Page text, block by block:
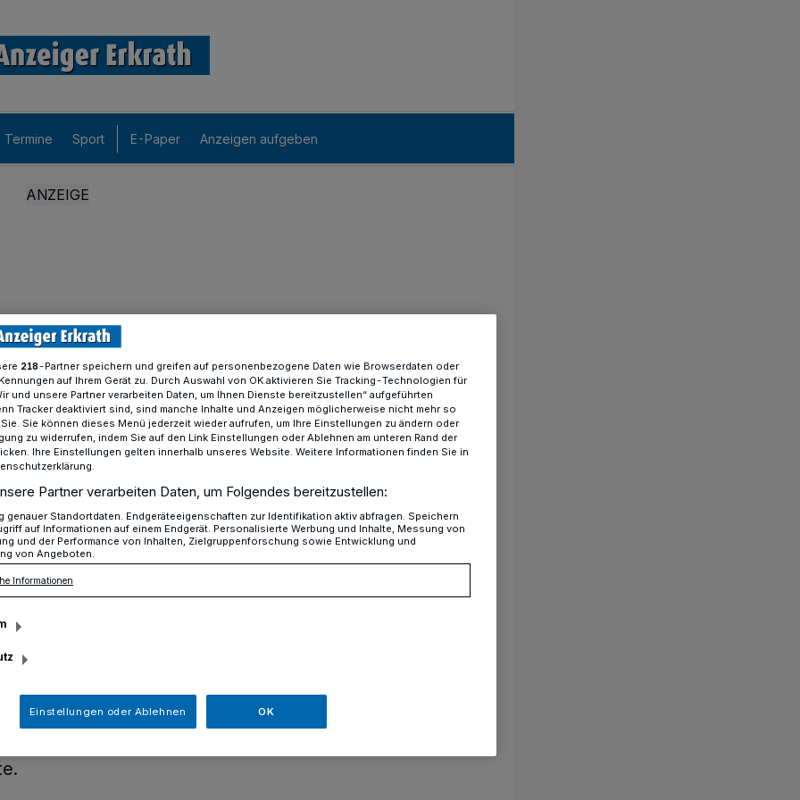
Termine Sport E-Paper Anzeigen aufgeben
für Schulen in Erkrath gesucht
Beschäftigten-Basis
für Schulen in
Schule in Erkrath, der die
an Erkrather Grundschulen organisiert,
Basis für verschiedene Schulen
218-Partner speichern und greifen auf personenbezogene Daten wie Browserdaten oder
auf Ihrem Gerät zu. Durch Auswahl von OK aktivieren Sie Tracking-Technologien für
und unsere Partner verarbeiten Daten, um Ihnen Dienste bereitzustellen“ aufgeführten
Tracker deaktiviert sind, sind manche Inhalte und Anzeigen möglicherweise nicht mehr so
Sie können dieses Menü jederzeit wieder aufrufen, um Ihre Einstellungen zu ändern oder
zu widerrufen, indem Sie auf den Link Einstellungen oder Ablehnen am unteren Rand der
Ihre Einstellungen gelten innerhalb unseres Website. Weitere Informationen finden Sie in
Partner verarbeiten Daten, um Folgendes bereitzustellen:
genauer Standortdaten. Endgeräteeigenschaften zur Identifikation aktiv abfragen. Speichern
auf Informationen auf einem Endgerät. Personalisierte Werbung und Inhalte, Messung von
und der Performance von Inhalten, Zielgruppenforschung sowie Entwicklung und
von Angeboten.
Informationen
Einstellungen oder Ablehnen OK